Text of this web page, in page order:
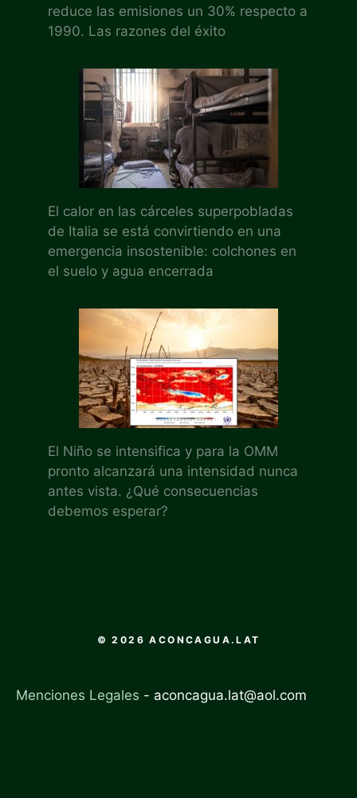
reduce las emisiones un 30% respecto a
1990. Las razones del éxito
El calor en las cárceles superpobladas
de Italia se está convirtiendo en una
emergencia insostenible: colchones en
el suelo y agua encerrada
El Niño se intensifica y para la OMM
pronto alcanzará una intensidad nunca
antes vista. ¿Qué consecuencias
debemos esperar?
© 2026 ACONCAGUA.LAT
Menciones Legales - aconcagua.lat@aol.com